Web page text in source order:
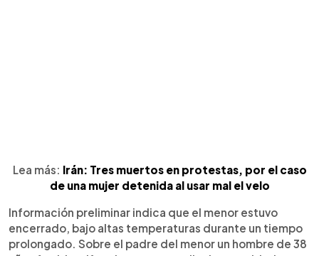
Lea más: Irán: Tres muertos en protestas, por el caso
de una mujer detenida al usar mal el velo
Información preliminar indica que el menor estuvo
encerrado, bajo altas temperaturas durante un tiempo
prolongado. Sobre el padre del menor un hombre de 38